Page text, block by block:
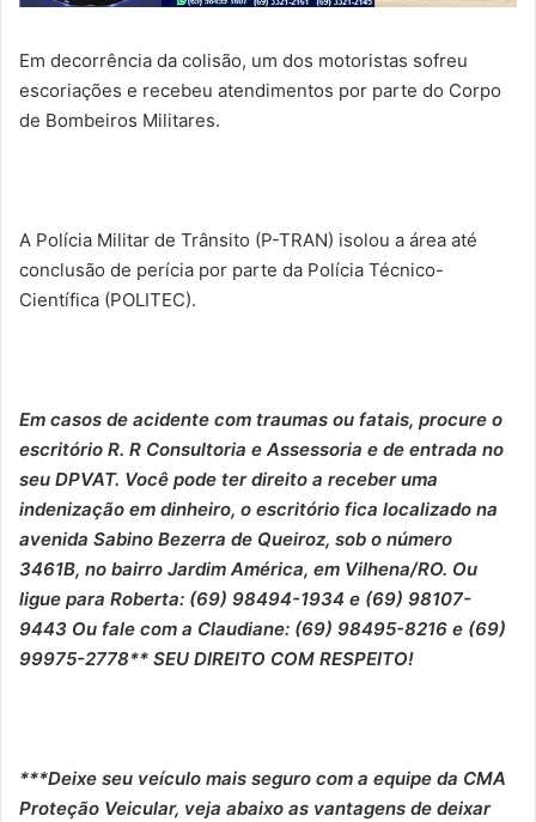
Em decorrência da colisão, um dos motoristas sofreu
escoriações e recebeu atendimentos por parte do Corpo
de Bombeiros Militares.
A Polícia Militar de Trânsito (P-TRAN) isolou a área até
conclusão de perícia por parte da Polícia Técnico-
Científica (POLITEC).
Em casos de acidente com traumas ou fatais, procure o
escritório R. R Consultoria e Assessoria e de entrada no
seu DPVAT. Você pode ter direito a receber uma
indenização em dinheiro, o escritório fica localizado na
avenida Sabino Bezerra de Queiroz, sob o número
3461B, no bairro Jardim América, em Vilhena/RO. Ou
ligue para Roberta: (69) 98494-1934 e (69) 98107-
9443 Ou fale com a Claudiane: (69) 98495-8216 e (69)
99975-2778** SEU DIREITO COM RESPEITO!
***Deixe seu veículo mais seguro com a equipe da CMA
Proteção Veicular, veja abaixo as vantagens de deixar